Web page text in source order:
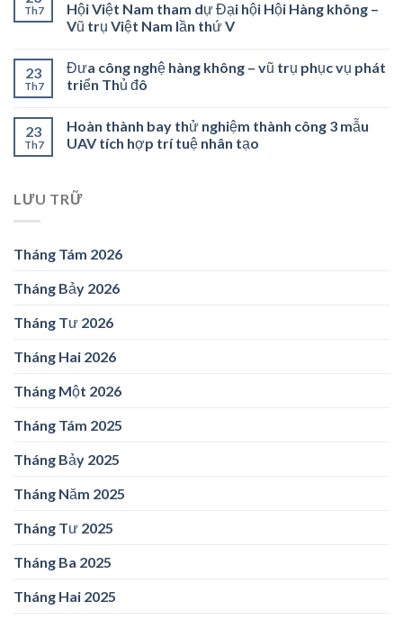
Th7
Hội Việt Nam tham dự Đại hội Hội Hàng không –
Vũ trụ Việt Nam lần thứ V
23
Th7
Đưa công nghệ hàng không – vũ trụ phục vụ phát
triển Thủ đô
23
Th7
Hoàn thành bay thử nghiệm thành công 3 mẫu
UAV tích hợp trí tuệ nhân tạo
LƯU TRỮ
Tháng Tám 2026
Tháng Bảy 2026
Tháng Tư 2026
Tháng Hai 2026
Tháng Một 2026
Tháng Tám 2025
Tháng Bảy 2025
Tháng Năm 2025
Tháng Tư 2025
Tháng Ba 2025
Tháng Hai 2025